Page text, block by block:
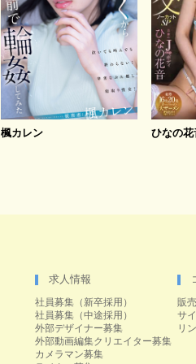
楓カレン ひなの花
求人情報
社員募集（新卒採用）
社員募集（中途採用）
外部デザイナー募集
外部動画編集クリエイター募集
カメラマン募集
販
サ
リ